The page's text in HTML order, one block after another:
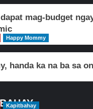
mag-budget
Happy Mommy
handa ka na ba sa
Kapitbahay